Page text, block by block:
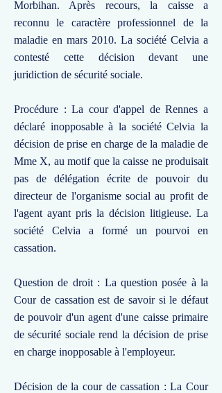
Morbihan. Après recours, la caisse a
reconnu le caractère professionnel de la
maladie en mars 2010. La société Celvia a
contesté cette décision devant une
juridiction de sécurité sociale.
Procédure : La cour d'appel de Rennes a
déclaré inopposable à la société Celvia la
décision de prise en charge de la maladie de
Mme X, au motif que la caisse ne produisait
pas de délégation écrite de pouvoir du
directeur de l'organisme social au profit de
l'agent ayant pris la décision litigieuse. La
société Celvia a formé un pourvoi en
cassation.
Question de droit : La question posée à la
Cour de cassation est de savoir si le défaut
de pouvoir d'un agent d'une caisse primaire
de sécurité sociale rend la décision de prise
en charge inopposable à l'employeur.
Décision de la cour de cassation : La Cour